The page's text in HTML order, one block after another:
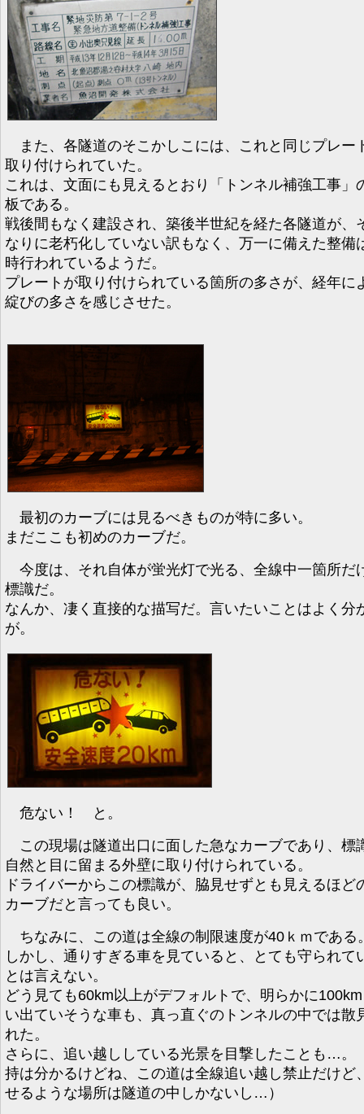
また、各隧道のそこかしこには、これと同じプレー
取り付けられていた。
これは、文面にも見えるとおり「トンネル補強工事」
板である。
戦後間もなく建設され、築後半世紀を経た各隧道が、
なりに老朽化していない訳もなく、万一に備えた整備
時行われているようだ。
プレートが取り付けられている箇所の多さが、経年に
綻びの多さを感じさせた。
最初のカーブには見るべきものが特に多い。
まだここも初めのカーブだ。
今度は、それ自体が蛍光灯で光る、全線中一箇所だ
標識だ。
なんか、凄く直接的な描写だ。言いたいことはよく分
が。
危ない！ と。
この現場は隧道出口に面した急なカーブであり、標
自然と目に留まる外壁に取り付けられている。
ドライバーからこの標識が、脇見せずとも見えるほど
カーブだと言っても良い。
ちなみに、この道は全線の制限速度が40ｋｍである
しかし、通りすぎる車を見ていると、とても守られて
とは言えない。
どう見ても60km以上がデフォルトで、明らかに
い出ていそうな車も、真っ直ぐのトンネルの中では散
れた。
さらに、追い越ししている光景を目撃したことも…。
持は分かるけどね、この道は全線追い越し禁止だけど
せるような場所は隧道の中しかないし…）